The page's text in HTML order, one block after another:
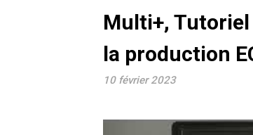
Multi+,
la production
10 février 2023